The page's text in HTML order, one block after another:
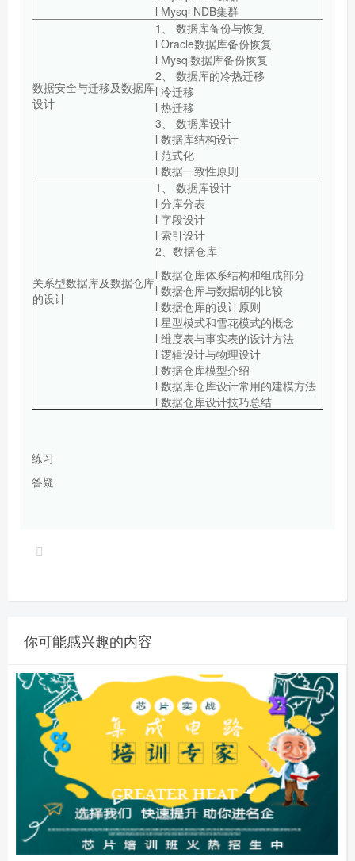
l Mysql NDB集群
数据安全与迁移及数据库
设计
1、 数据库备份与恢复
l Oracle数据库备份恢复
l Mysql数据库备份恢复
2、 数据库的冷热迁移
l 冷迁移
l 热迁移
3、 数据库设计
l 数据库结构设计
l 范式化
l 数据一致性原则
关系型数据库及数据仓库
的设计
1、 数据库设计
l 分库分表
l 字段设计
l 索引设计
2、数据仓库
l 数据仓库体系结构和组成部分
l 数据仓库与数据胡的比较
l 数据仓库的设计原则
l 星型模式和雪花模式的概念
l 维度表与事实表的设计方法
l 逻辑设计与物理设计
l 数据仓库模型介绍
l 数据库仓库设计常用的建模方法
l 数据仓库设计技巧总结
练习
答疑
你可能感兴趣的内容